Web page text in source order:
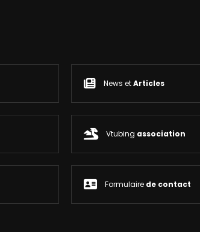
News etArticles
Vtubing association
Formulaire de contact